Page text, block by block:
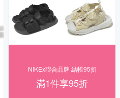
NIKEx聯合品牌 結帳95折
滿1件享95折